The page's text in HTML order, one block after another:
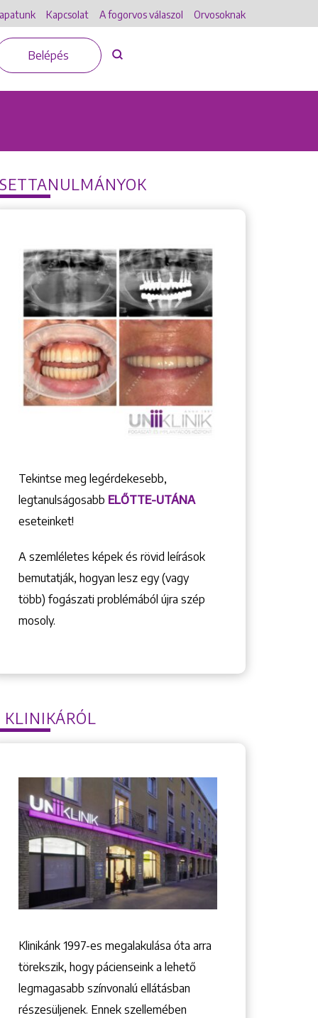
Kapcsolat A fogorvos válaszol Orvosoknak
Belépés
Tekintse meg legérdekesebb,
legtanulságosabb ELŐTTE-UTÁNA
eseteinket!
A szemléletes képek és rövid leírások
bemutatják, hogyan lesz egy (vagy
több) fogászati problémából újra szép
mosoly.
KLINIKÁRÓL
Klinikánk 1997-­es megalakulása óta arra
törekszik, hogy pácienseink a lehető
legmagasabb színvonalú ellátásban
részesüljenek. Ennek szellemében